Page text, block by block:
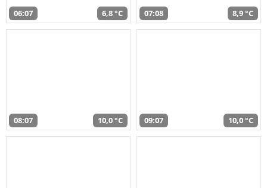
06:07 6,8 °C 07:08 8,9 °C
08:07 10,0 °C 09:07 10,0 °C